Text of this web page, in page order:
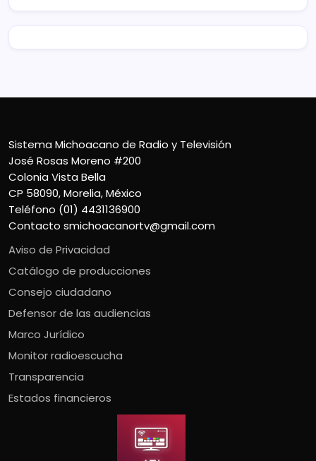
Sistema Michoacano de Radio y Televisión
José Rosas Moreno #200
Colonia Vista Bella
CP 58090, Morelia, México
Teléfono (01) 4431136900
Contacto smichoacanortv@gmail.com
Aviso de Privacidad
Catálogo de producciones
Consejo ciudadano
Defensor de las audiencias
Marco Jurídico
Monitor radioescucha
Transparencia
Estados financieros